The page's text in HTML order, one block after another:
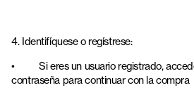
4. Identifíquese o regístrese:
•
Si eres un usuario registrado,
contraseña para continuar con la compra